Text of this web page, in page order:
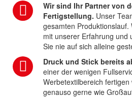
Wir sind Ihr Partner von
Fertigstellung. Unser
gesamten
mit unserer Erfahrung und
Sie nie auf sich alleine
Druck und Stick bereits
einer der wenigen
Werbetextilbereich fertigen
genauso gerne wie